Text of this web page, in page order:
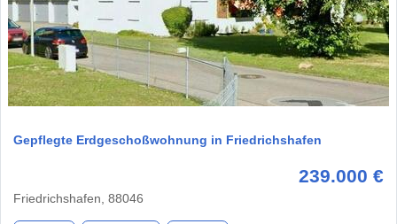
Gepflegte Erdgeschoßwohnung in Friedrichshafen
239.000 €
Friedrichshafen, 88046